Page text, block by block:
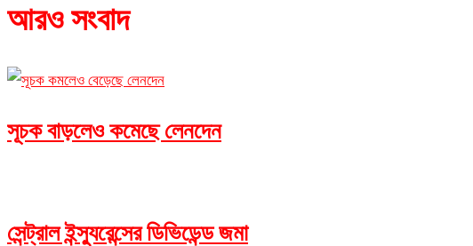
আরও সংবাদ
সূচক বাড়লেও কমেছে লেনদেন
সেন্ট্রাল ইন্স্যুরেন্সের ডিভিডেন্ড জমা